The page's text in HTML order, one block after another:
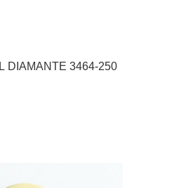
PENDENTE L DIAMANTE 3464-250